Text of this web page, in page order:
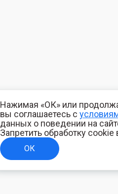
Нажимая «ОК» или
вы соглашаетесь с
данных о поведении на
Запретить обработку
ОК